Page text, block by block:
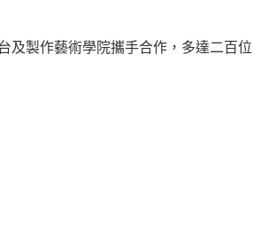
製作藝術學院攜手合作，多達二百